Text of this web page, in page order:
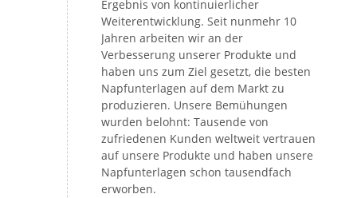
Ergebnis von kontinuierlicher
Weiterentwicklung. Seit nunmehr 10
Jahren arbeiten wir an der
Verbesserung unserer Produkte und
haben uns zum Ziel gesetzt, die besten
Napfunterlagen auf dem Markt zu
produzieren. Unsere Bemühungen
wurden belohnt: Tausende von
zufriedenen Kunden weltweit vertrauen
auf unsere Produkte und haben unsere
Napfunterlagen schon tausendfach
erworben.